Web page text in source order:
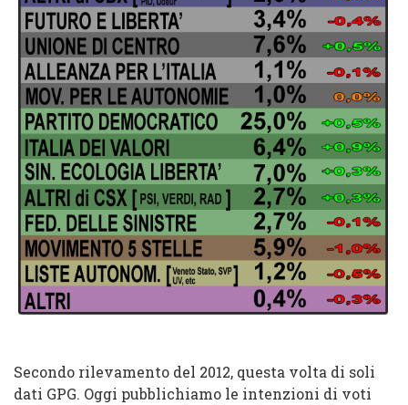
Secondo rilevamento del 2012, questa volta di soli
dati GPG. Oggi pubblichiamo le intenzioni di voti